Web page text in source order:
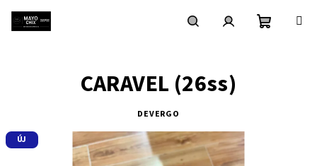
CARAVEL (26ss)
DEVERGO
ÚJ